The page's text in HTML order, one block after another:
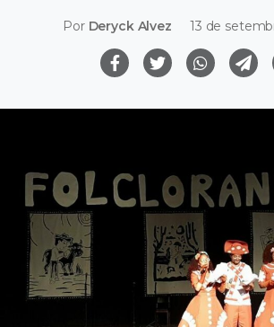
Por Deryck Alvez 13 de